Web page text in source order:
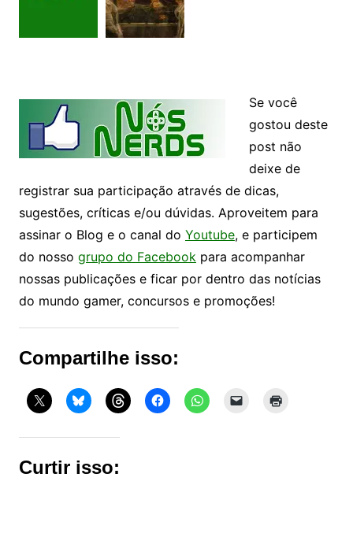
Se você
gostou deste
post não
deixe de
registrar sua participação através de dicas,
sugestões, críticas e/ou dúvidas. Aproveitem para
assinar o Blog e o canal do Youtube, e participem
do nosso grupo do Facebook para acompanhar
nossas publicações e ficar por dentro das notícias
do mundo gamer, concursos e promoções!
Compartilhe isso:
Curtir isso: